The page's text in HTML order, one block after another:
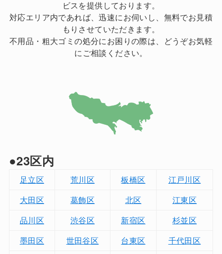
ビスを提供しております。
対応エリア内であれば、迅速にお伺いし、無料でお見積
もりさせていただきます。
不用品・粗大ゴミの処分にお困りの際は、どうぞお気軽
にご相談ください。
●23区内
足立区 荒川区 板橋区
江戸川区
大田区
葛飾区 北区
江東区
品川区
渋谷区 新宿区
杉並区
墨田区
世田谷区 台東区
千代田区